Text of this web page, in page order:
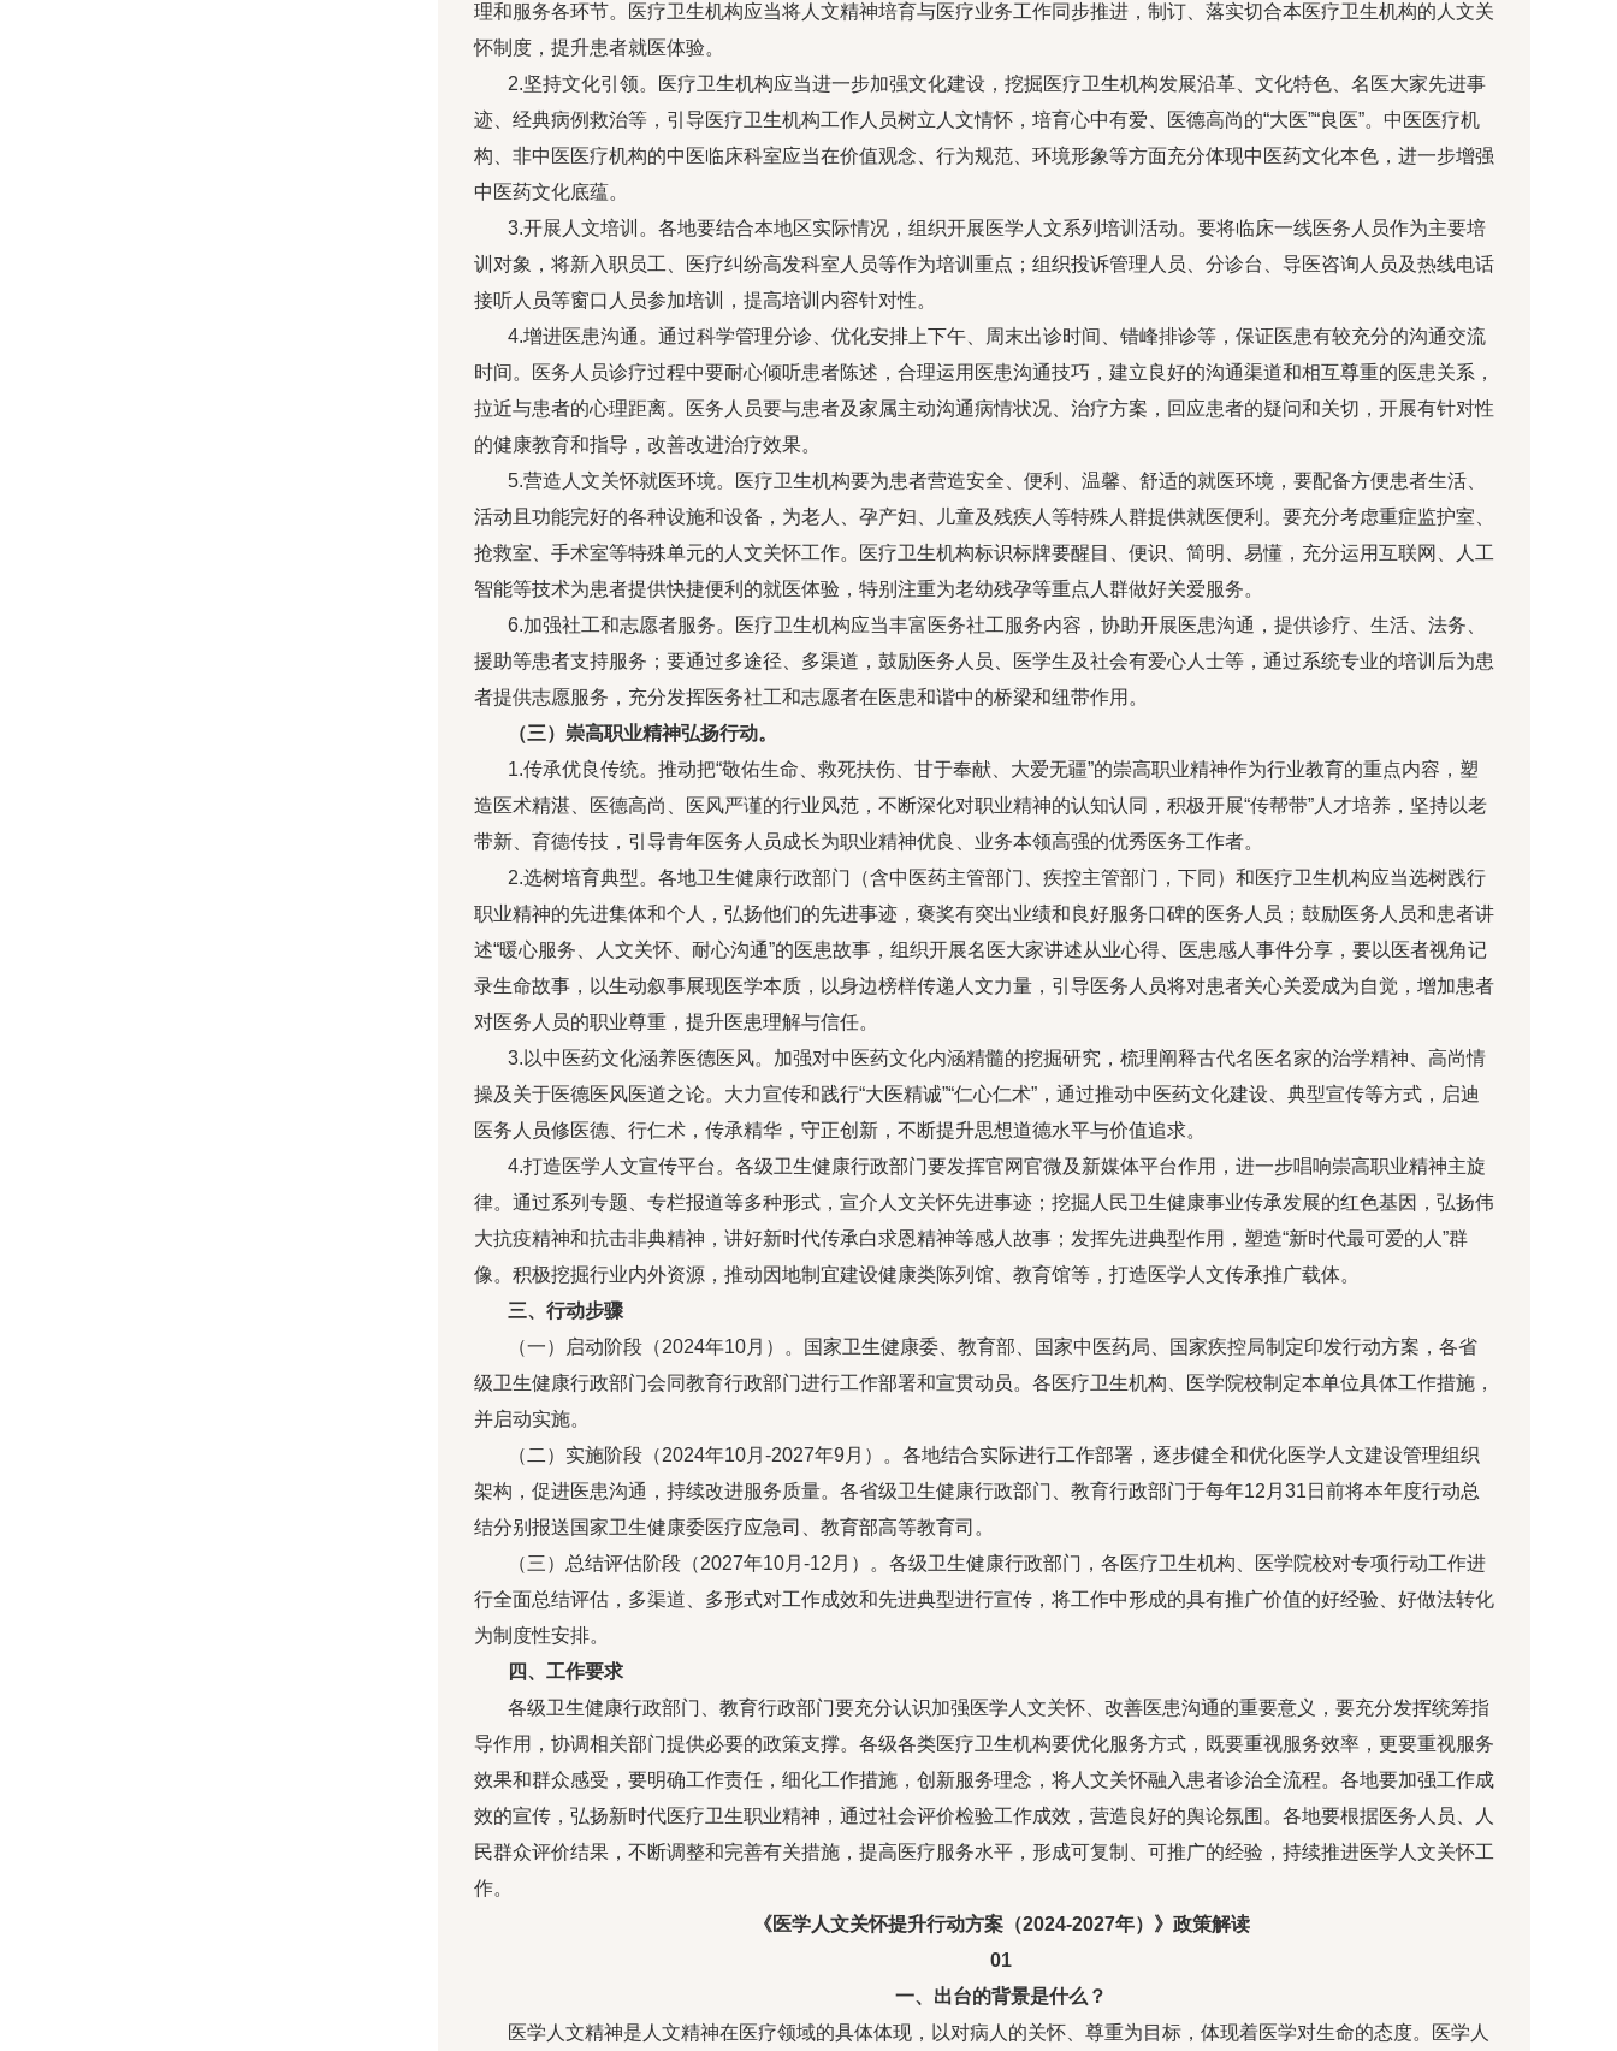
理和服务各环节。医疗卫生机构应当将人文精神培育与医疗业务工作同步推进，制订、落实切合本医疗卫生机构的人文关
怀制度，提升患者就医体验。
2.坚持文化引领。医疗卫生机构应当进一步加强文化建设，挖掘医疗卫生机构发展沿革、文化特色、名医大家先进事
迹、经典病例救治等，引导医疗卫生机构工作人员树立人文情怀，培育心中有爱、医德高尚的“大医”“良医”。中医医疗机
构、非中医医疗机构的中医临床科室应当在价值观念、行为规范、环境形象等方面充分体现中医药文化本色，进一步增强
中医药文化底蕴。
3.开展人文培训。各地要结合本地区实际情况，组织开展医学人文系列培训活动。要将临床一线医务人员作为主要培
训对象，将新入职员工、医疗纠纷高发科室人员等作为培训重点；组织投诉管理人员、分诊台、导医咨询人员及热线电话
接听人员等窗口人员参加培训，提高培训内容针对性。
4.增进医患沟通。通过科学管理分诊、优化安排上下午、周末出诊时间、错峰排诊等，保证医患有较充分的沟通交流
时间。医务人员诊疗过程中要耐心倾听患者陈述，合理运用医患沟通技巧，建立良好的沟通渠道和相互尊重的医患关系，
拉近与患者的心理距离。医务人员要与患者及家属主动沟通病情状况、治疗方案，回应患者的疑问和关切，开展有针对性
的健康教育和指导，改善改进治疗效果。
5.营造人文关怀就医环境。医疗卫生机构要为患者营造安全、便利、温馨、舒适的就医环境，要配备方便患者生活、
活动且功能完好的各种设施和设备，为老人、孕产妇、儿童及残疾人等特殊人群提供就医便利。要充分考虑重症监护室、
抢救室、手术室等特殊单元的人文关怀工作。医疗卫生机构标识标牌要醒目、便识、简明、易懂，充分运用互联网、人工
智能等技术为患者提供快捷便利的就医体验，特别注重为老幼残孕等重点人群做好关爱服务。
6.加强社工和志愿者服务。医疗卫生机构应当丰富医务社工服务内容，协助开展医患沟通，提供诊疗、生活、法务、
援助等患者支持服务；要通过多途径、多渠道，鼓励医务人员、医学生及社会有爱心人士等，通过系统专业的培训后为患
者提供志愿服务，充分发挥医务社工和志愿者在医患和谐中的桥梁和纽带作用。
（三）崇高职业精神弘扬行动。
1.传承优良传统。推动把“敬佑生命、救死扶伤、甘于奉献、大爱无疆”的崇高职业精神作为行业教育的重点内容，塑
造医术精湛、医德高尚、医风严谨的行业风范，不断深化对职业精神的认知认同，积极开展“传帮带”人才培养，坚持以老
带新、育德传技，引导青年医务人员成长为职业精神优良、业务本领高强的优秀医务工作者。
2.选树培育典型。各地卫生健康行政部门（含中医药主管部门、疾控主管部门，下同）和医疗卫生机构应当选树践行
职业精神的先进集体和个人，弘扬他们的先进事迹，褒奖有突出业绩和良好服务口碑的医务人员；鼓励医务人员和患者讲
述“暖心服务、人文关怀、耐心沟通”的医患故事，组织开展名医大家讲述从业心得、医患感人事件分享，要以医者视角记
录生命故事，以生动叙事展现医学本质，以身边榜样传递人文力量，引导医务人员将对患者关心关爱成为自觉，增加患者
对医务人员的职业尊重，提升医患理解与信任。
3.以中医药文化涵养医德医风。加强对中医药文化内涵精髓的挖掘研究，梳理阐释古代名医名家的治学精神、高尚情
操及关于医德医风医道之论。大力宣传和践行“大医精诚”“仁心仁术”，通过推动中医药文化建设、典型宣传等方式，启迪
医务人员修医德、行仁术，传承精华，守正创新，不断提升思想道德水平与价值追求。
4.打造医学人文宣传平台。各级卫生健康行政部门要发挥官网官微及新媒体平台作用，进一步唱响崇高职业精神主旋
律。通过系列专题、专栏报道等多种形式，宣介人文关怀先进事迹；挖掘人民卫生健康事业传承发展的红色基因，弘扬伟
大抗疫精神和抗击非典精神，讲好新时代传承白求恩精神等感人故事；发挥先进典型作用，塑造“新时代最可爱的人”群
像。积极挖掘行业内外资源，推动因地制宜建设健康类陈列馆、教育馆等，打造医学人文传承推广载体。
三、行动步骤
（一）启动阶段（2024年10月）。国家卫生健康委、教育部、国家中医药局、国家疾控局制定印发行动方案，各省
级卫生健康行政部门会同教育行政部门进行工作部署和宣贯动员。各医疗卫生机构、医学院校制定本单位具体工作措施，
并启动实施。
（二）实施阶段（2024年10月-2027年9月）。各地结合实际进行工作部署，逐步健全和优化医学人文建设管理组织
架构，促进医患沟通，持续改进服务质量。各省级卫生健康行政部门、教育行政部门于每年12月31日前将本年度行动总
结分别报送国家卫生健康委医疗应急司、教育部高等教育司。
（三）总结评估阶段（2027年10月-12月）。各级卫生健康行政部门，各医疗卫生机构、医学院校对专项行动工作进
行全面总结评估，多渠道、多形式对工作成效和先进典型进行宣传，将工作中形成的具有推广价值的好经验、好做法转化
为制度性安排。
四、工作要求
各级卫生健康行政部门、教育行政部门要充分认识加强医学人文关怀、改善医患沟通的重要意义，要充分发挥统筹指
导作用，协调相关部门提供必要的政策支撑。各级各类医疗卫生机构要优化服务方式，既要重视服务效率，更要重视服务
效果和群众感受，要明确工作责任，细化工作措施，创新服务理念，将人文关怀融入患者诊治全流程。各地要加强工作成
效的宣传，弘扬新时代医疗卫生职业精神，通过社会评价检验工作成效，营造良好的舆论氛围。各地要根据医务人员、人
民群众评价结果，不断调整和完善有关措施，提高医疗服务水平，形成可复制、可推广的经验，持续推进医学人文关怀工
作。
《医学人文关怀提升行动方案（2024-2027年）》政策解读
01
一、出台的背景是什么？
医学人文精神是人文精神在医疗领域的具体体现，以对病人的关怀、尊重为目标，体现着医学对生命的态度。医学人